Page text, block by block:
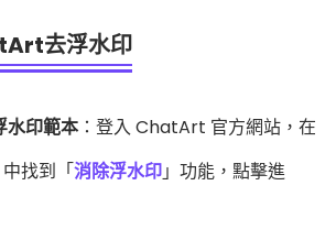
去浮水印
水印範本 ：登入 ChatArt 官方網站，在
中找到「消除浮水印」功能，點擊進